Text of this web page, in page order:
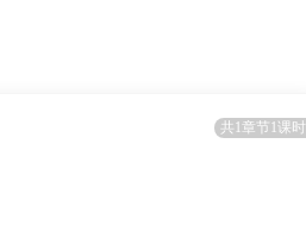
共1章节1课时